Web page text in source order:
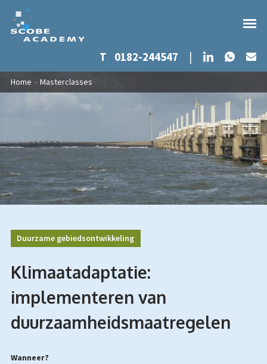
Overslaan en naar de inhoud gaan
T 0182-244547 | LinkedIn
U bent hier
Home - Masterclasses
Duurzame gebiedsontwikkeling
Klimaatadaptatie:
implementeren van
duurzaamheidsmaatregelen
Wanneer?